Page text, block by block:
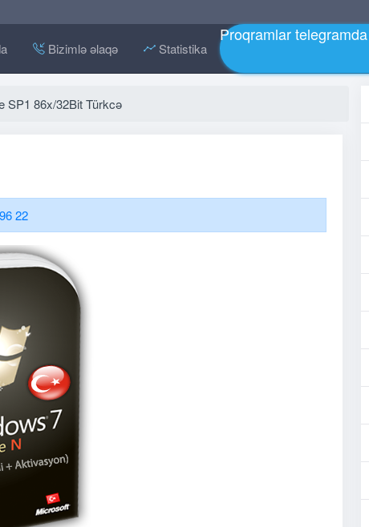
Bizimlə əlaqə Statistika
Proqramlar telegramda
SP1 86x/32Bit Türkcə
22